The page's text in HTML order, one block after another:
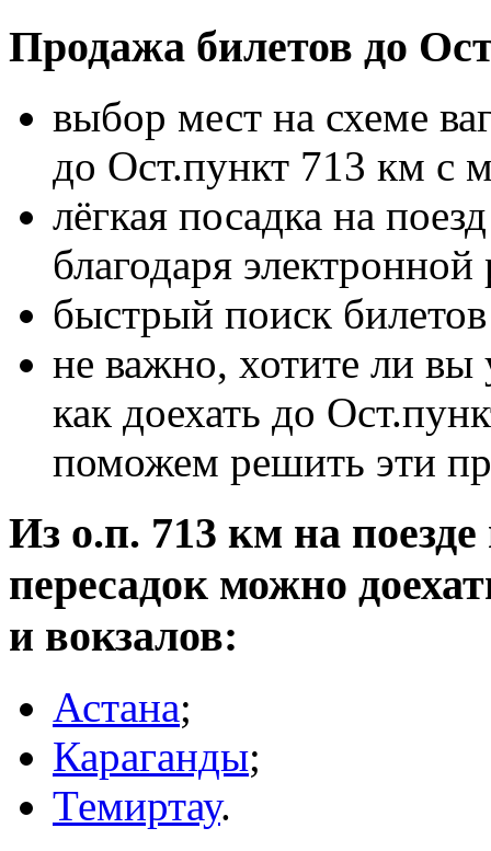
Продажа билетов до
выбор мест на схеме
до Ост.пункт 713 км с
лёгкая посадка на
благодаря
быстрый поиск
не важно, хотите ли вы
как доехать до
поможем решить эти
Из о.п. 713 км на поезде
пересадок можно
и вокзалов:
Астана;
Караганды;
Темиртау.